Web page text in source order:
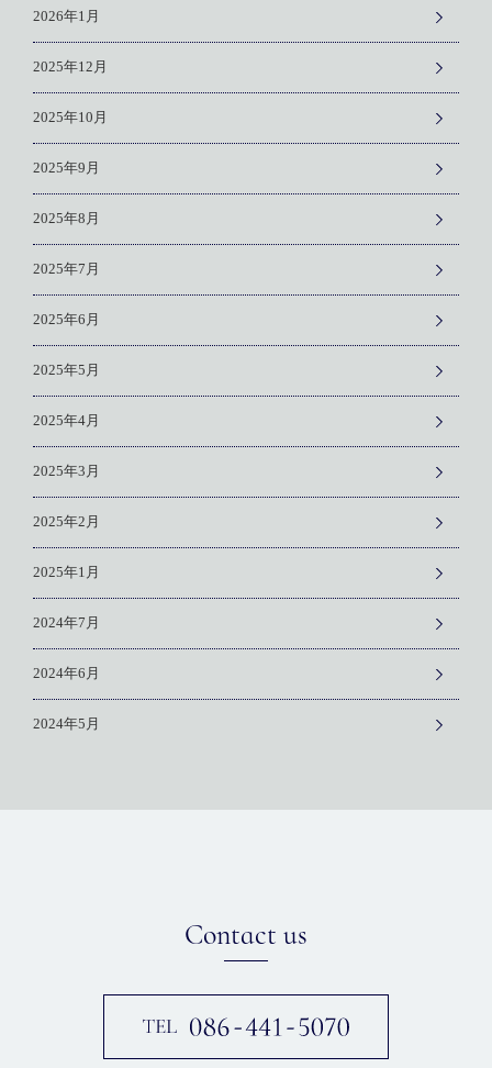
2026年1月
2025年12月
2025年10月
2025年9月
2025年8月
2025年7月
2025年6月
2025年5月
2025年4月
2025年3月
2025年2月
2025年1月
2024年7月
2024年6月
2024年5月
Contact us